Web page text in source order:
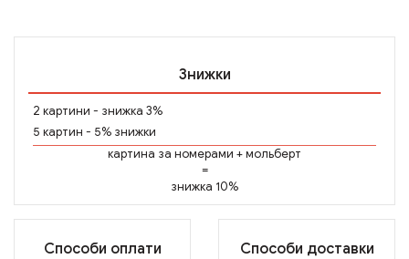
Знижки
2 картини - знижка 3%
5 картин - 5% знижки
картина за номерами +мольберт
=
знижка 10%
Способи оплати Способи доставки